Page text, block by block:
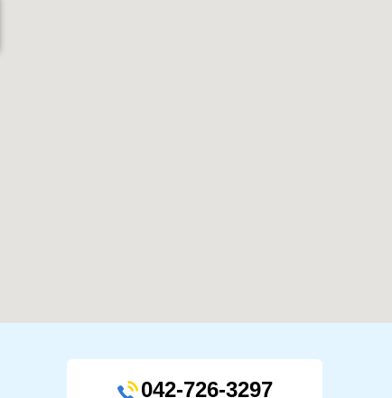
042-726-3297